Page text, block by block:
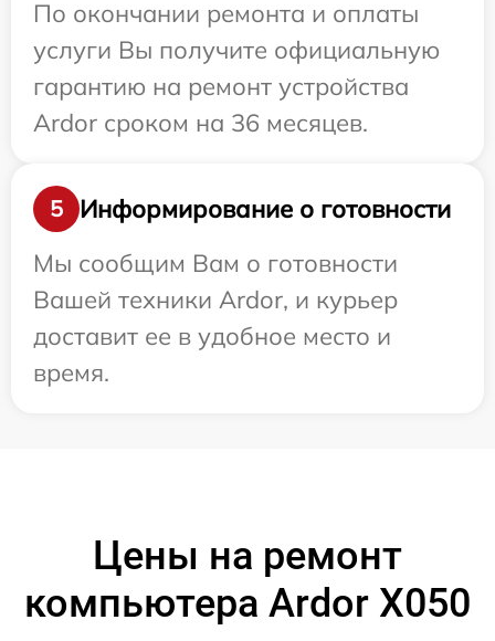
По окончании ремонта и оплаты
услуги Вы получите официальную
гарантию на ремонт устройства
Ardor сроком на 36 месяцев.
5
Информирование о готовности
Мы сообщим Вам о готовности
Вашей техники Ardor, и курьер
доставит ее в удобное место и
время.
Цены на ремонт
компьютера Ardor X050